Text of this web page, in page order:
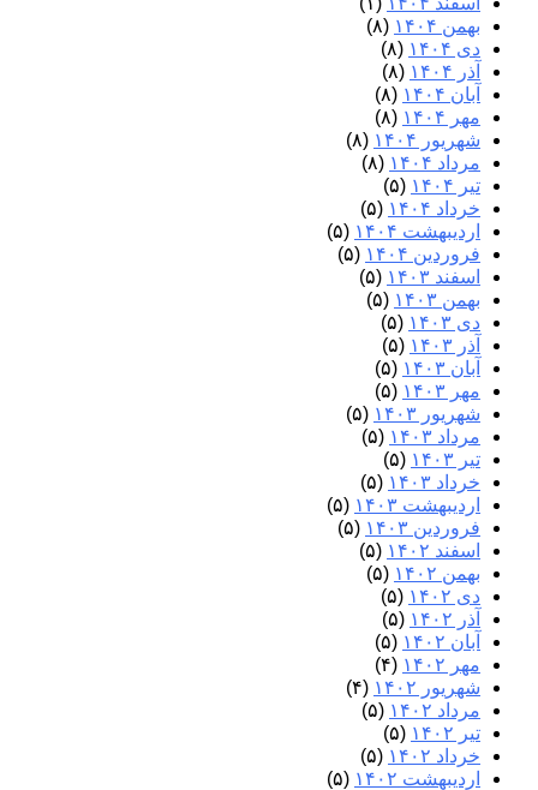
بهمن ۱۴۰۴
(۸)
دی ۱۴۰۴
(۸)
آذر ۱۴۰۴
(۸)
آبان ۱۴۰۴
(۸)
مهر ۱۴۰۴
(۸)
شهریور ۱۴۰۴
(۸)
مرداد ۱۴۰۴
(۸)
تیر ۱۴۰۴
(۵)
خرداد ۱۴۰۴
(۵)
اردیبهشت ۱۴۰۴
(۵)
فروردین ۱۴۰۴
(۵)
اسفند ۱۴۰۳
(۵)
بهمن ۱۴۰۳
(۵)
دی ۱۴۰۳
(۵)
آذر ۱۴۰۳
(۵)
آبان ۱۴۰۳
(۵)
مهر ۱۴۰۳
(۵)
شهریور ۱۴۰۳
(۵)
مرداد ۱۴۰۳
(۵)
تیر ۱۴۰۳
(۵)
خرداد ۱۴۰۳
(۵)
اردیبهشت ۱۴۰۳
(۵)
فروردین ۱۴۰۳
(۵)
اسفند ۱۴۰۲
(۵)
بهمن ۱۴۰۲
(۵)
دی ۱۴۰۲
(۵)
آذر ۱۴۰۲
(۵)
آبان ۱۴۰۲
(۵)
مهر ۱۴۰۲
(۴)
شهریور ۱۴۰۲
(۴)
مرداد ۱۴۰۲
(۵)
تیر ۱۴۰۲
(۵)
خرداد ۱۴۰۲
(۵)
اردیبهشت ۱۴۰۲
(۵)